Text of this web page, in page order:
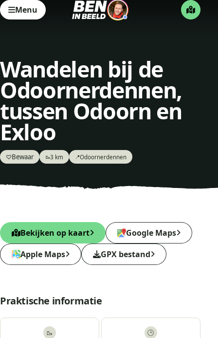
Menu
Wandelen bij de
Odoornerdennen,
tussen Odoorn en
Exloo
♡Bewaar 🥾3 km 📍Odoornerdennen
Bekijken op kaart
Google Maps
Apple Maps
GPX bestand
Praktische informatie
🥾 🕒